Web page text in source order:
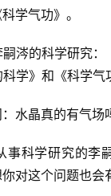
学气功》。
水晶真的有气场
事科学研究的李
对这个问题也会